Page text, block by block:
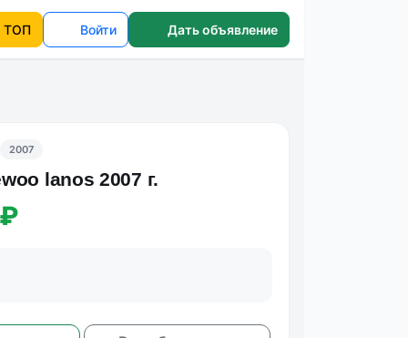
ТОП Войти Дать объявление
2007
lanos 2007 г.